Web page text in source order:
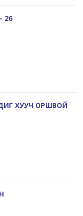
26
ХУУЧ ОРШВОЙ